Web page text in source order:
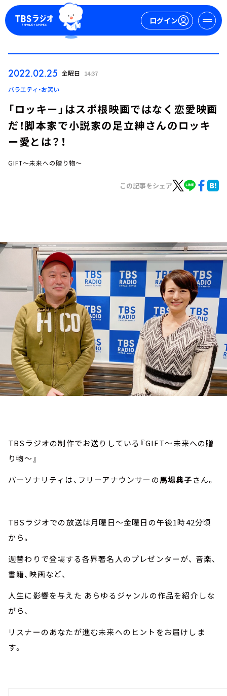
ログイン
ログイン
イベント・グッズ
YouTube
会社情報
2022.02.25 金曜日 14:37
バラエティ・お笑い
「ロッキー」はスポ根映画ではなく恋愛映画
だ！脚本家で小説家の足立紳さんのロッキ
ー愛とは？！
GIFT～未来への贈り物～
この記事をシェア
TBSラジオの制作でお送りしている『GIFT～未来への贈
り物～』
パーソナリティは、フリーアナウンサーの馬場典子さん。
TBSラジオでの放送は月曜日～金曜日の午後1時42分頃
から。
週替わりで登場する各界著名人のプレゼンターが、 音楽、
書籍、映画など、
人生に影響を与えた あらゆるジャンルの作品を紹介しな
がら、
リスナーのあなたが進む未来へのヒントをお届けしま
す。